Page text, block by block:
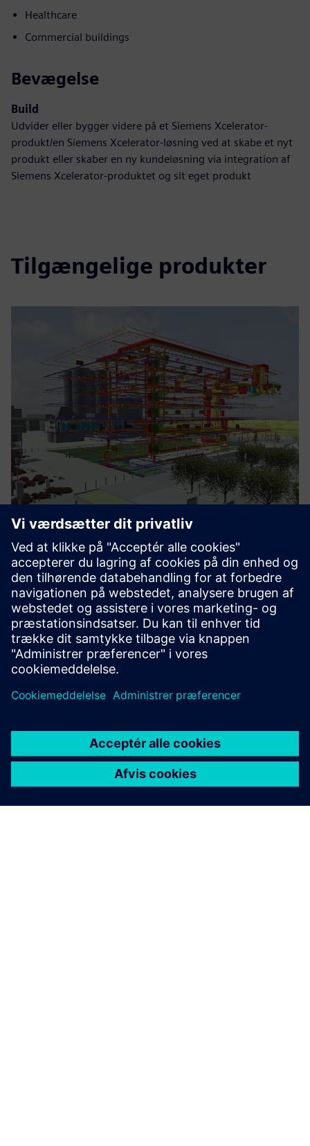
Healthcare
Commercial buildings
Bevægelse
Build
Udvider eller bygger videre på et Siemens Xcelerator-
produkt/en Siemens Xcelerator-løsning ved at skabe et nyt
produkt eller skaber en ny kundeløsning via integration af
Siemens Xcelerator-produktet og sit eget produkt
Tilgængelige produkter
Electrical Engineering BIM
We as a pioneer in Building Information Modeling (BIM) use
it to plan and execute projects with high precision and
efficiency. By virtually building before construction begins,
we reduce conflicts, improve coordination, and enable...
Få mere at vide